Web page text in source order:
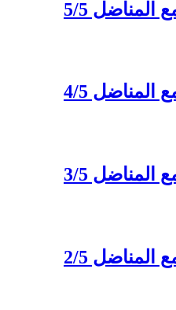
5/5
4/5
3/5
2/5